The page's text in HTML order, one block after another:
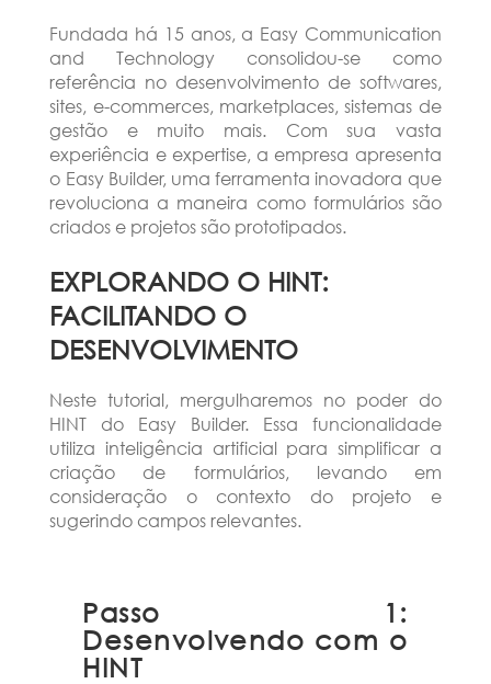
Fundada há 15 anos, a Easy Communication
and Technology consolidou-se como
referência no desenvolvimento de softwares,
sites, e-commerces, marketplaces, sistemas de
gestão e muito mais. Com sua vasta
experiência e expertise, a empresa apresenta
o Easy Builder, uma ferramenta inovadora que
revoluciona a maneira como formulários são
criados e projetos são prototipados.
EXPLORANDO O HINT:
FACILITANDO O
DESENVOLVIMENTO
Neste tutorial, mergulharemos no poder do
HINT do Easy Builder. Essa funcionalidade
utiliza inteligência artificial para simplificar a
criação de formulários, levando em
consideração o contexto do projeto e
sugerindo campos relevantes.
Passo 1:
Desenvolvendo com o
HINT